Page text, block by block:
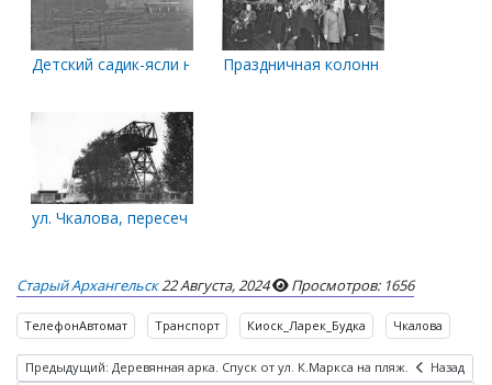
Детский садик-ясли на Чкалова, 3. Примерно 1977 год.
Праздничная колонна ЛДК им.
ул. Чкалова, пересечение с Ленинградским проспектом.
Старый Архангельск 22 Августа, 2024 Просмотров: 1656
ТелефонАвтомат Транспорт Киоск_Ларек_Будка Чкалова
Предыдущий: Деревянная арка. Спуск от ул. К.Маркса на пляж.
Назад